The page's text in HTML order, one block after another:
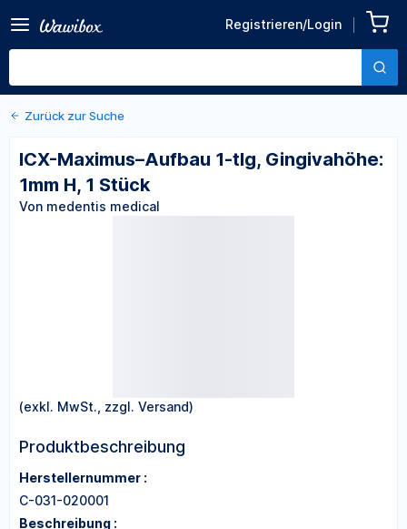
Registrieren/Login
Gingivahöhe: 1mm H, 1
Stück
Von medentis medical
Zurück zu den Produktdetails
Zurück zur Suche
ICX-Maximus–Aufbau 1-tlg, Gingivahöhe:
1mm H, 1 Stück
Von medentis medical
(exkl. MwSt., zzgl. Versand)
Produktbeschreibung
Herstellernummer :
C-031-020001
Beschreibung :